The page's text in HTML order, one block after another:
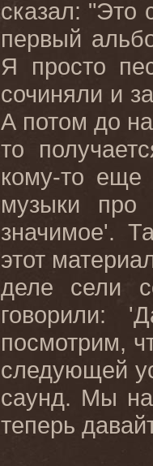
сказал: "Это
первый
Я просто
сочиняли и
А потом до
то
кому-то еще
музыки про
значимое'.
этот
деле сели
говорили:
посмотрим,
следующей
саунд. Мы
теперь